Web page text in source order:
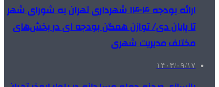
ارائه بودجه ۱۴۰۴ شهرداری تهران به شورای شهر
تا پایان دی/ توازن همگن بودجه ای در بخش‌های
مختلف مدیریت شهری
۱۴۰۳/۰۹/۱۷